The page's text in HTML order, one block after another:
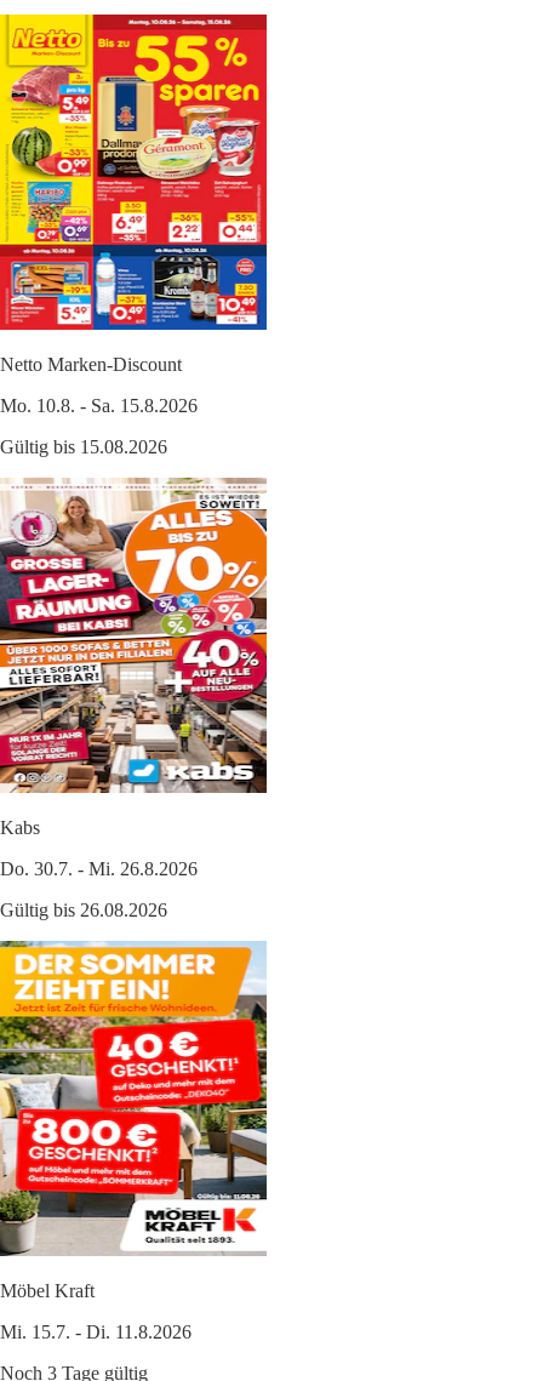
Netto Marken-Discount
Mo. 10.8. - Sa. 15.8.2026
Gültig bis 15.08.2026
Kabs
Do. 30.7. - Mi. 26.8.2026
Gültig bis 26.08.2026
Möbel Kraft
Mi. 15.7. - Di. 11.8.2026
Noch 3 Tage gültig